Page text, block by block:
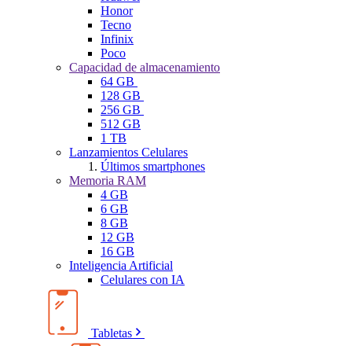
Honor
Tecno
Infinix
Poco
Capacidad de almacenamiento
64 GB
128 GB
256 GB
512 GB
1 TB
Lanzamientos Celulares
Últimos smartphones
Memoria RAM
4 GB
6 GB
8 GB
12 GB
16 GB
Inteligencia Artificial
Celulares con IA
Tabletas